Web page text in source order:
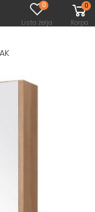
0
Lista želja
0
Korpa